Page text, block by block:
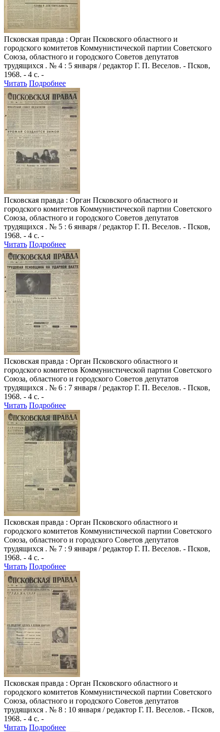
Псковская правда : Орган Псковского областного и
городского комитетов Коммунистической партии Советского
Союза, областного и городского Советов депутатов
трудящихся . № 4 : 5 января / редактор Г. П. Веселов. - Псков,
1968. - 4 с. -
Читать Подробнее
Псковская правда : Орган Псковского областного и
городского комитетов Коммунистической партии Советского
Союза, областного и городского Советов депутатов
трудящихся . № 5 : 6 января / редактор Г. П. Веселов. - Псков,
1968. - 4 с. -
Читать Подробнее
Псковская правда : Орган Псковского областного и
городского комитетов Коммунистической партии Советского
Союза, областного и городского Советов депутатов
трудящихся . № 6 : 7 января / редактор Г. П. Веселов. - Псков,
1968. - 4 с. -
Читать Подробнее
Псковская правда : Орган Псковского областного и
городского комитетов Коммунистической партии Советского
Союза, областного и городского Советов депутатов
трудящихся . № 7 : 9 января / редактор Г. П. Веселов. - Псков,
1968. - 4 с. -
Читать Подробнее
Псковская правда : Орган Псковского областного и
городского комитетов Коммунистической партии Советского
Союза, областного и городского Советов депутатов
трудящихся . № 8 : 10 января / редактор Г. П. Веселов. - Псков,
1968. - 4 с. -
Читать Подробнее